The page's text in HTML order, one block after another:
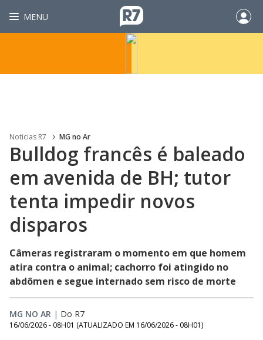
MENU
Noticias R7 MG no Ar
Bulldog francês é baleado
em avenida de BH; tutor
tenta impedir novos
disparos
Câmeras registraram o momento em que homem
atira contra o animal; cachorro foi atingido no
abdômen e segue internado sem risco de morte
MG NO AR | Do R7
16/06/2026 - 08H01 (ATUALIZADO EM 16/06/2026 - 08H01)